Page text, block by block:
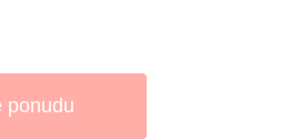
ponudu